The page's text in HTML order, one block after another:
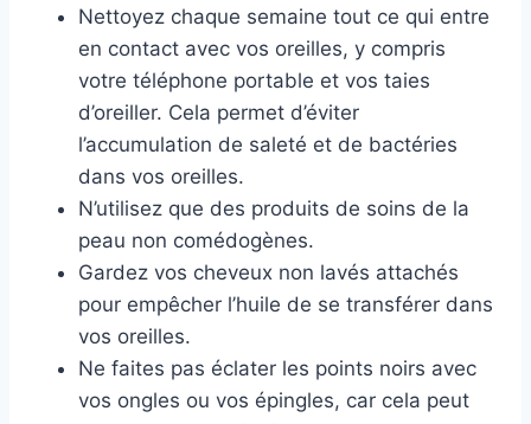
Nettoyez chaque semaine tout ce qui entre
en contact avec vos oreilles, y compris
votre téléphone portable et vos taies
d’oreiller. Cela permet d’éviter
l’accumulation de saleté et de bactéries
dans vos oreilles.
N’utilisez que des produits de soins de la
peau non comédogènes.
Gardez vos cheveux non lavés attachés
pour empêcher l’huile de se transférer dans
vos oreilles.
Ne faites pas éclater les points noirs avec
vos ongles ou vos épingles, car cela peut